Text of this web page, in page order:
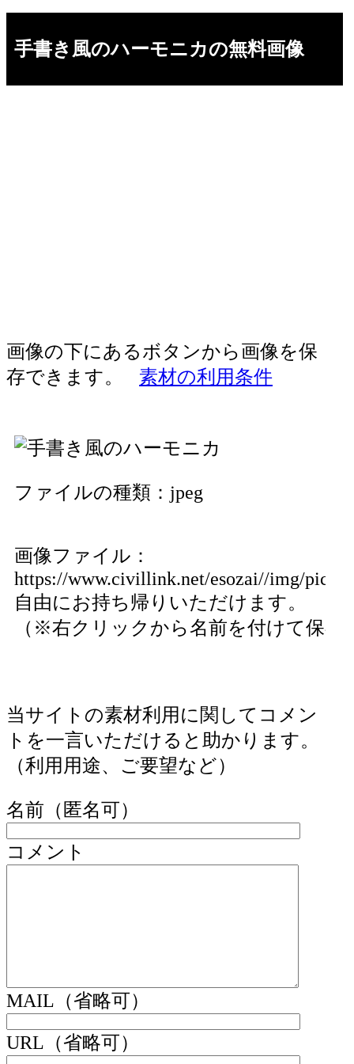
手書き風のハーモニカの無料画像
画像の下にあるボタンから画像を保
存できます。
素材の利用条件
ファイルの種類：jpeg
画像ファイル：
https://www.civillink.net/esozai//img/
自由にお持ち帰りいただけます。
（※右クリックから名前を付けて保存
当サイトの素材利用に関してコメン
トを一言いただけると助かります。
（利用用途、ご要望など）
名前（匿名可）
コメント
MAIL（省略可）
URL（省略可）